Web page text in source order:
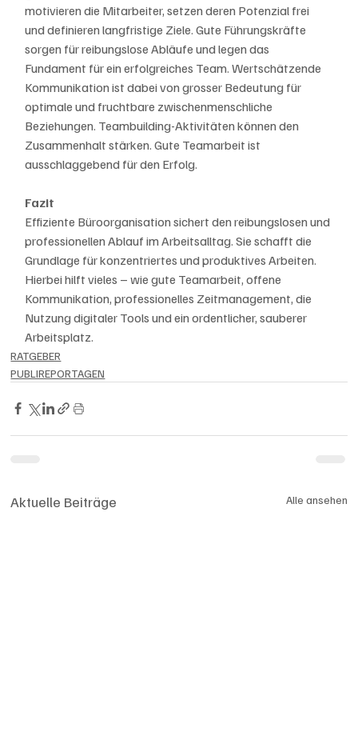
motivieren die Mitarbeiter, setzen deren Potenzial frei
und definieren langfristige Ziele. Gute Führungskräfte
sorgen für reibungslose Abläufe und legen das
Fundament für ein erfolgreiches Team. Wertschätzende
Kommunikation ist dabei von grosser Bedeutung für
optimale und fruchtbare zwischenmenschliche
Beziehungen. Teambuilding-Aktivitäten können den
Zusammenhalt stärken. Gute Teamarbeit ist
ausschlaggebend für den Erfolg.
Fazit
Effiziente Büroorganisation sichert den reibungslosen und
professionellen Ablauf im Arbeitsalltag. Sie schafft die
Grundlage für konzentriertes und produktives Arbeiten.
Hierbei hilft vieles – wie gute Teamarbeit, offene
Kommunikation, professionelles Zeitmanagement, die
Nutzung digitaler Tools und ein ordentlicher, sauberer
Arbeitsplatz.
RATGEBER
PUBLIREPORTAGEN
Aktuelle Beiträge Alle ansehen